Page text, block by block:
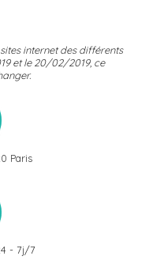
internet des différents
et le 20/02/2019, ce
Paris
- 7j/7